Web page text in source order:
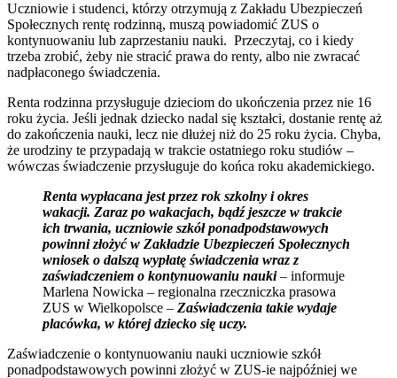
Uczniowie i studenci, którzy otrzymują z Zakładu Ubezpieczeń
Społecznych rentę rodzinną, muszą powiadomić ZUS o
kontynuowaniu lub zaprzestaniu nauki. Przeczytaj, co i kiedy
trzeba zrobić, żeby nie stracić prawa do renty, albo nie zwracać
nadpłaconego świadczenia.
Renta rodzinna przysługuje dzieciom do ukończenia przez nie 16
roku życia. Jeśli jednak dziecko nadal się kształci, dostanie rentę aż
do zakończenia nauki, lecz nie dłużej niż do 25 roku życia. Chyba,
że urodziny te przypadają w trakcie ostatniego roku studiów –
wówczas świadczenie przysługuje do końca roku akademickiego.
Renta wypłacana jest przez rok szkolny i okres
wakacji. Zaraz po wakacjach, bądź jeszcze w trakcie
ich trwania, uczniowie szkół ponadpodstawowych
powinni złożyć w Zakładzie Ubezpieczeń Społecznych
wniosek o dalszą wypłatę świadczenia wraz z
zaświadczeniem o kontynuowaniu nauki– informuje
Marlena Nowicka – regionalna rzeczniczka prasowa
ZUS w Wielkopolsce – Zaświadczenia takie wydaje
placówka, w której dziecko się uczy.
Zaświadczenie o kontynuowaniu nauki uczniowie szkół
ponadpodstawowych powinni złożyć w ZUS-ie najpóźniej we